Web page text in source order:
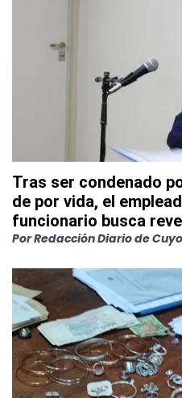
Tras ser condenado
de por vida, el
funcionario busca
PorRedacción Diario de Cuyo